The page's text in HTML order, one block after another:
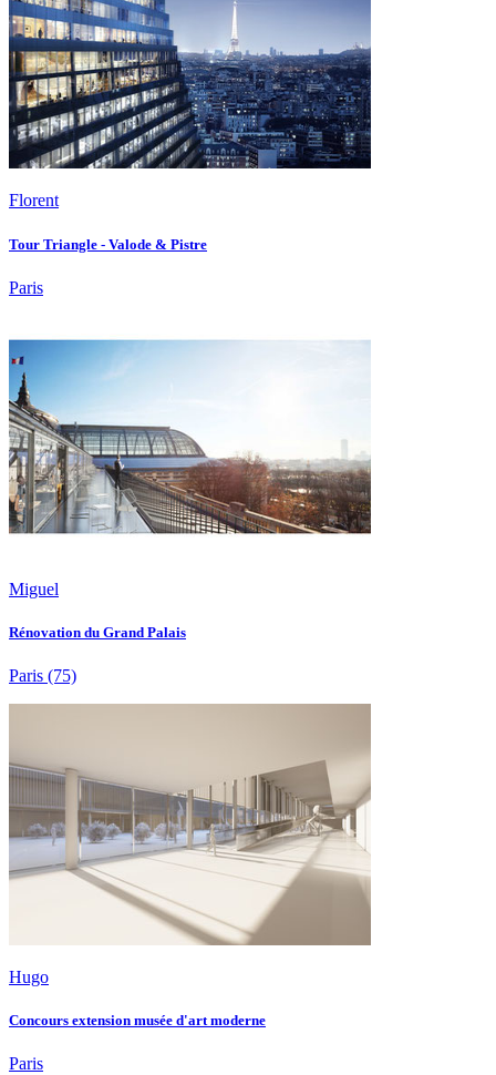
Florent
Tour Triangle - Valode & Pistre
Paris
Miguel
Rénovation du Grand Palais
Paris (75)
Hugo
Concours extension musée d'art moderne
Paris